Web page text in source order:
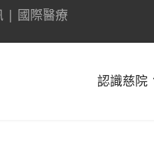
| 國際醫療
認識慈院